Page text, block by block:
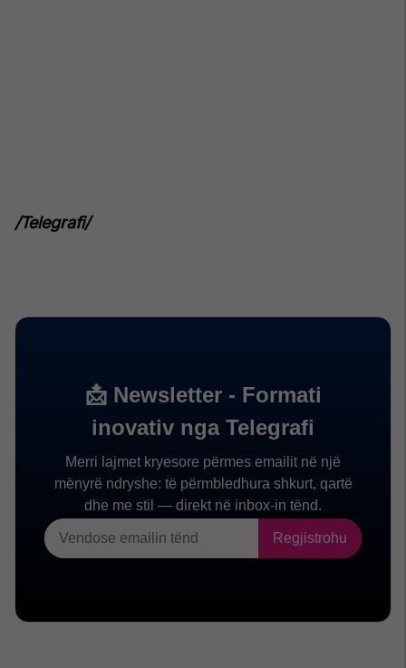
/Telegrafi/